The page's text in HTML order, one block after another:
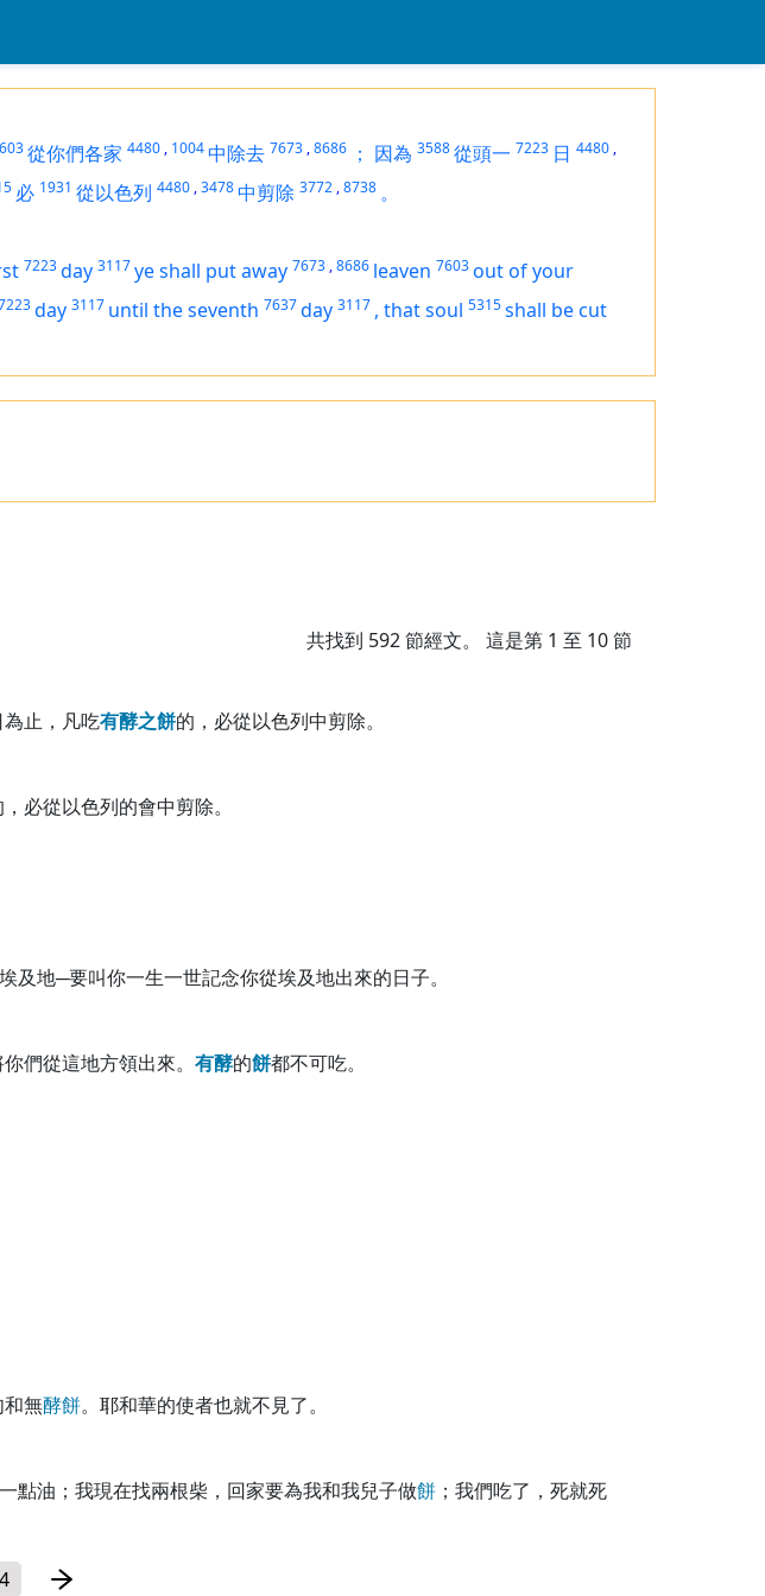
從你們各家 4480 , 1004中除去 7673 ,8686 ； 因為 3588從頭一 7223 日 4480 ,
必 1931 從以色列 4480 ,3478中剪除 3772 ,8738 。
7223day 3117ye shall put away 7673 ,8686 leaven 7603out of your
day 3117 until the seventh 7637day 3117 , that soul 5315shall be cut
共找到 592節經文。 這是第 1 至 10 節
止，凡吃有酵之餅的，必從以色列中剪除。
必從以色列的會中剪除。
及地─要叫你一生一世記念你從埃及地出來的日子。
們從這地方領出來。 有酵的餅都不可吃。
無酵餅。耶和華的使者也就不見了。
一點油；我現在找兩根柴，回家要為我和我兒子做餅 ；我們吃了，死就死
4